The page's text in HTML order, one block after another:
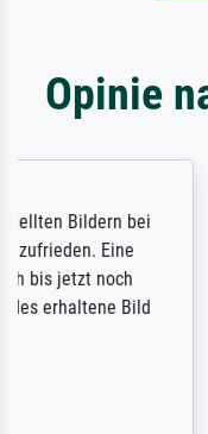
Opinie
Rundum
des Auftrags
letztlich
Qualität des
(Farben,
sondern
damit ein